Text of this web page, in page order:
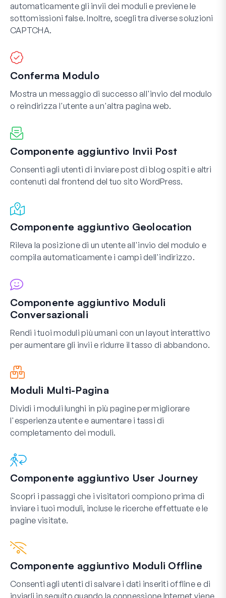
automaticamente gli invii dei moduli e previene le
sottomissioni false. Inoltre, scegli tra diverse soluzioni
CAPTCHA.
Conferma Modulo
Mostra un messaggio di successo all'invio del modulo
o reindirizza l'utente a un'altra pagina web.
Componente aggiuntivo Invii Post
Consenti agli utenti di inviare post di blog ospiti e altri
contenuti dal frontend del tuo sito WordPress.
Componente aggiuntivo Geolocation
Rileva la posizione di un utente all'invio del modulo e
compila automaticamente i campi dell'indirizzo.
Componente aggiuntivo Moduli
Conversazionali
Rendi i tuoi moduli più umani con un layout interattivo
per aumentare gli invii e ridurre il tasso di abbandono.
Moduli Multi-Pagina
Dividi i moduli lunghi in più pagine per migliorare
l'esperienza utente e aumentare i tassi di
completamento dei moduli.
Componente aggiuntivo User Journey
Scopri i passaggi che i visitatori compiono prima di
inviare i tuoi moduli, incluse le ricerche effettuate e le
pagine visitate.
Componente aggiuntivo Moduli Offline
Consenti agli utenti di salvare i dati inseriti offline e di
inviarli in seguito quando la connessione Internet viene